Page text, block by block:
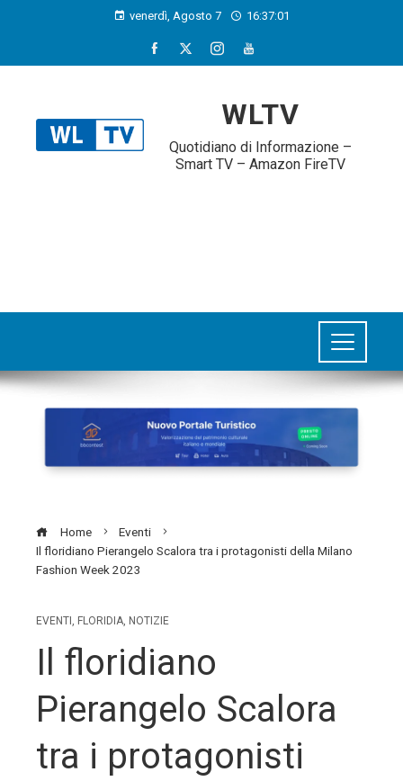
venerdì, Agosto 7 16:37:02
WLTV
Quotidiano di Informazione –
Smart TV – Amazon FireTV
Home
Eventi
Il floridiano Pierangelo Scalora tra i protagonisti della Milano
Fashion Week 2023
EVENTI , FLORIDIA, NOTIZIE
Il floridiano
Pierangelo Scalora
tra i protagonisti